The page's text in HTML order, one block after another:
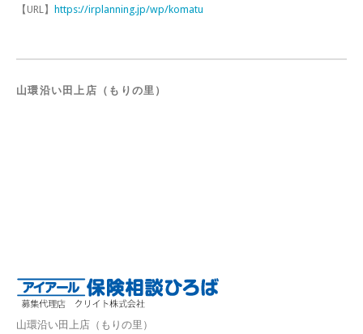
【URL】
https://irplanning.jp/wp/komatu
山環沿い田上店（もりの里）
山環沿い田上店（もりの里）